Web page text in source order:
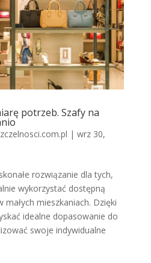
potrzeb. Szafy na
| wrz 30,
rozwiązanie dla tych,
wykorzystać dostępną
małych mieszkaniach. Dzięki
idealne dopasowanie do
swoje indywidualne